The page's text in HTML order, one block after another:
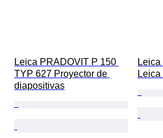
Leica PRADOVIT P 150
TYP 627 Proyector de
diapositivas
Leica